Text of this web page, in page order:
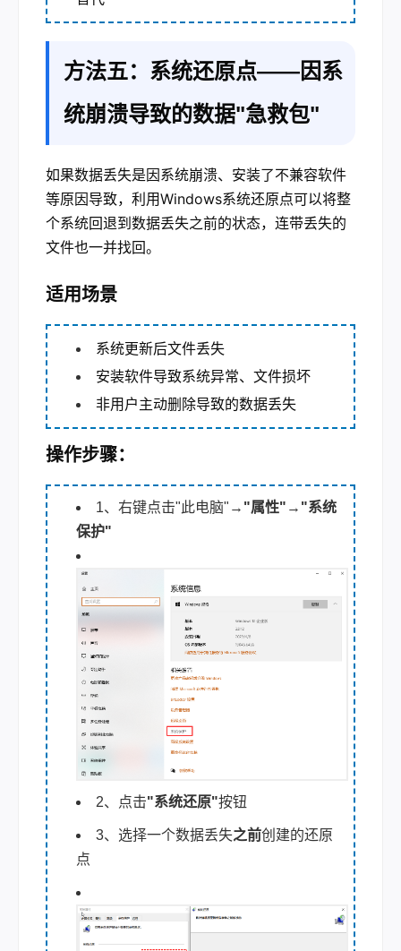
方法五：系统还原点——因系
统崩溃导致的数据"急救包"
如果数据丢失是因系统崩溃、安装了不兼容软件
等原因导致，利用Windows系统还原点可以将整
个系统回退到数据丢失之前的状态，连带丢失的
文件也一并找回。
适用场景
系统更新后文件丢失
安装软件导致系统异常、文件损坏
非用户主动删除导致的数据丢失
操作步骤：
1、右键点击"此电脑"→ "属性" → "系统
保护"
2、点击"系统还原"按钮
3、选择一个数据丢失之前创建的还原
点